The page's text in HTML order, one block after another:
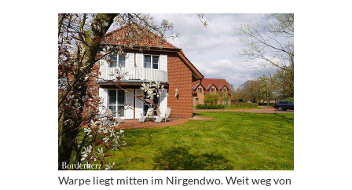
Warpe liegt mitten im Nirgendwo. Weit weg von